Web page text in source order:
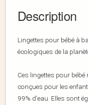
Description
Lingettes pour bébé à
écologiques de la
Ces lingettes pour
conçues pour les
99% d’eau. Elles sont